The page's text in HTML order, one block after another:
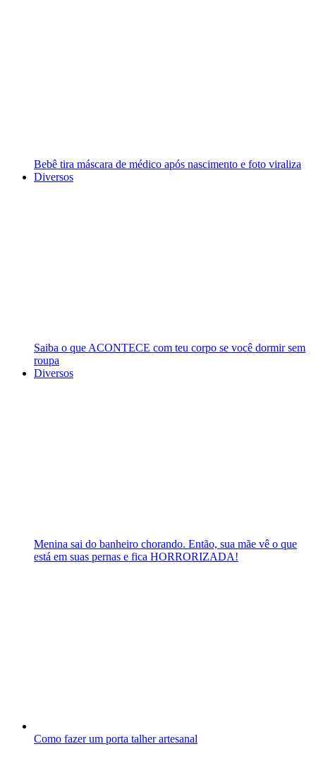
Bebê tira máscara de médico após nascimento e foto viraliza
Diversos
Saiba o que ACONTECE com teu corpo se você dormir sem
roupa
Diversos
Menina sai do banheiro chorando. Então, sua mãe vê o que
está em suas pernas e fica HORRORIZADA!
Como fazer um porta talher artesanal